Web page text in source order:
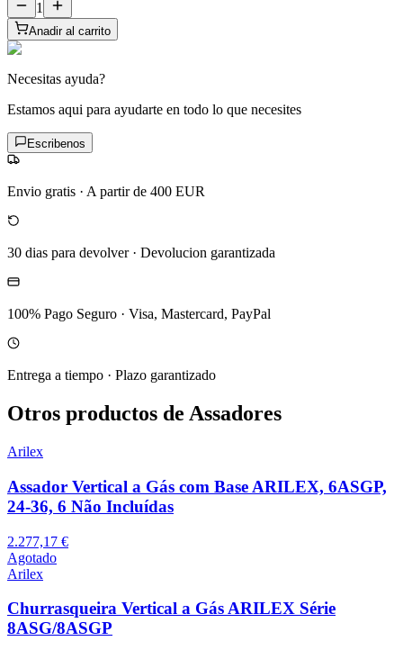
1
Anadir al carrito
Necesitas ayuda?
Estamos aqui para ayudarte en todo lo que necesites
Escribenos
Envio gratis · A partir de 400 EUR
30 dias para devolver· Devolucion garantizada
100% Pago Seguro · Visa, Mastercard, PayPal
Entrega a tiempo · Plazo garantizado
Otros productos de Assadores
Arilex
Assador Vertical a Gás com Base ARILEX, 6ASGP,
24-36, 6 Não Incluídas
2.277,17 €
Agotado
Arilex
Churrasqueira Vertical a Gás ARILEX Série
8ASG/8ASGP